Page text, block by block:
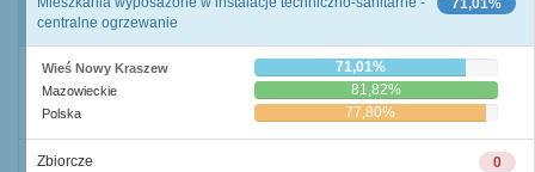
71,01%
centralne ogrzewanie
Wieś Nowy Kraszew 71,01%
Mazowieckie 81,82%
Polska 77,80%
0
Zbiorcze